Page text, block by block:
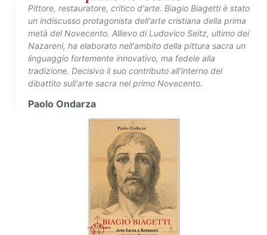
Pittore, restauratore, critico d'arte. Biagio Biagetti è stato
un indiscusso protagonista dell'arte cristiana della prima
metà del Novecento. Allievo di Ludovico Seitz, ultimo dei
Nazareni, ha elaborato nell'ambito della pittura sacra un
linguaggio fortemente innovativo, ma fedele alla
tradizione. Decisivo il suo contributo all'interno del
dibattito sull'arte sacra nel primo Novecento.
Paolo Ondarza